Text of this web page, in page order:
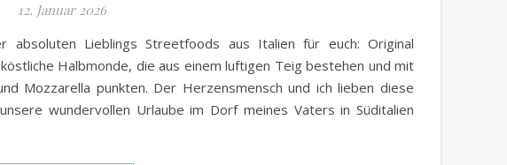
12. Januar 2026
absoluten Lieblings Streetfoods aus Italien für euch: Original
Halbmonde, die aus einem luftigen Teig bestehen und mit
Mozzarella punkten. Der Herzensmensch und ich lieben diese
wundervollen Urlaube im Dorf meines Vaters in Süditalien